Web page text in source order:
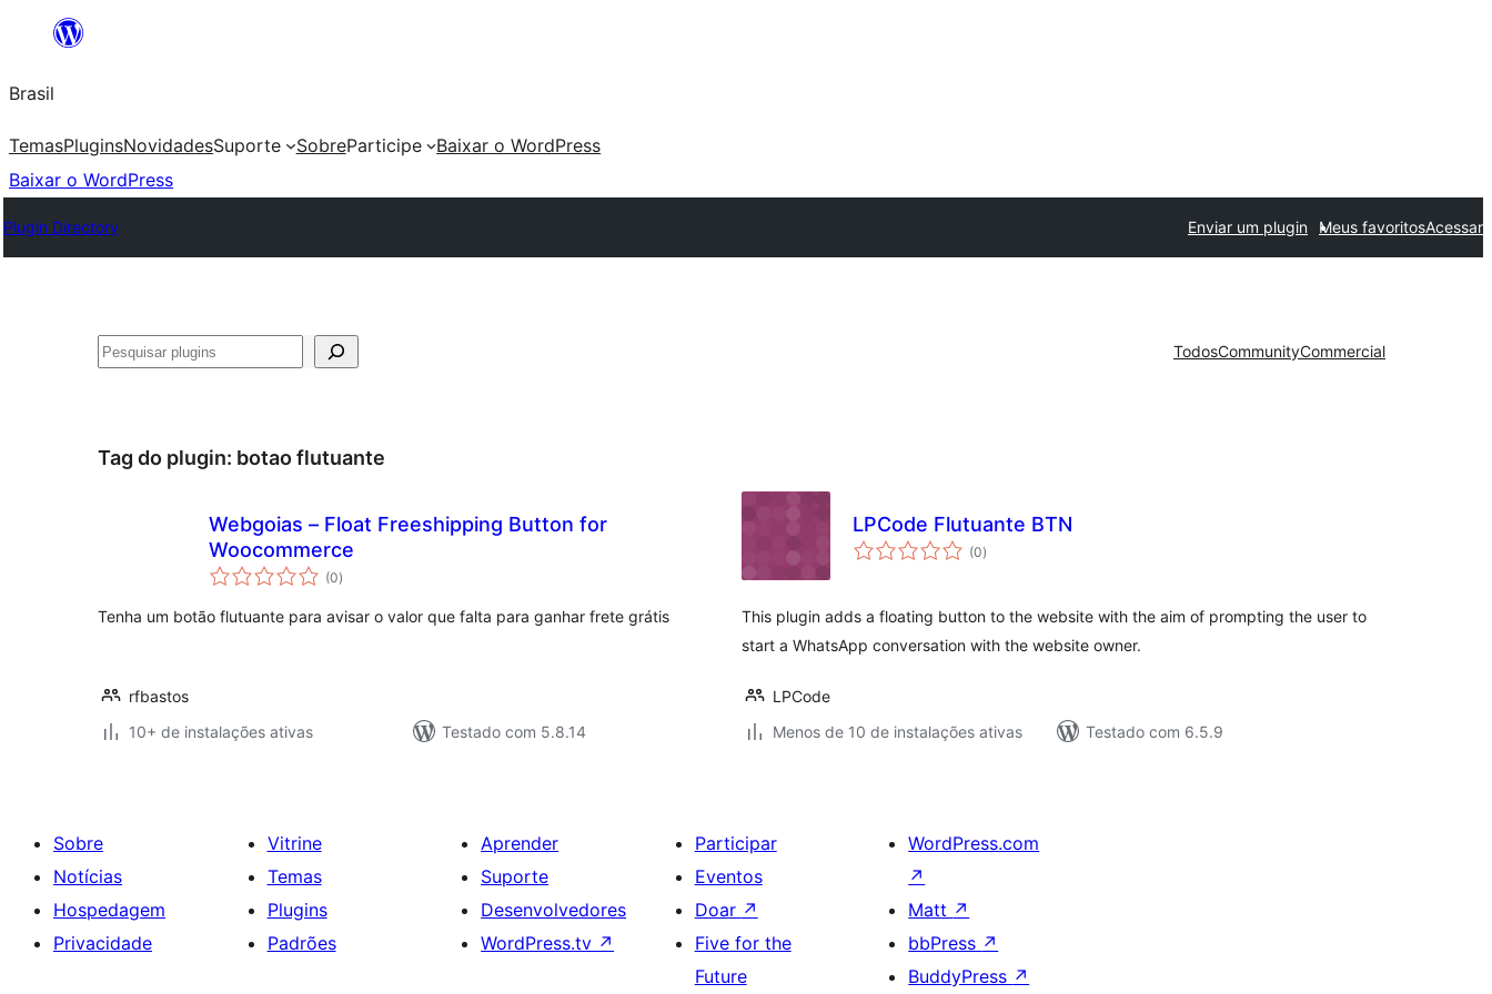
o
conteúdo
Brasil
TemasPluginsNovidadesSuporte SobreParticipe
Baixar o WordPress
Baixar o WordPress
Plugin Directory Enviar um plugin Meus favoritosAcessar
Pesquisar TodosCommunityCommercial
Tag do plugin: botao flutuante
Webgoias – Float Freeshipping Button for
Woocommerce
(0total
de
)
Tenha um botão flutuante para avisar o valor que falta para ganhar frete grátis
rfbastos
10+ de instalações ativas
Testado com 5.8.14
LPCode Flutuante BTN
(0total
de
)
This plugin adds a floating button to the website with the aim of prompting the user to
start a WhatsApp conversation with the website owner.
LPCode
Menos de 10 de instalações ativas
Testado com 6.5.9
Sobre
Notícias
Hospedagem
Privacidade
Vitrine
Temas
Plugins
Padrões
Aprender
Suporte
Desenvolvedores
WordPress.tv ↗
Participar
Eventos
Doar ↗
Five for the
Future
WordPress.com
↗
Matt ↗
bbPress ↗
BuddyPress ↗